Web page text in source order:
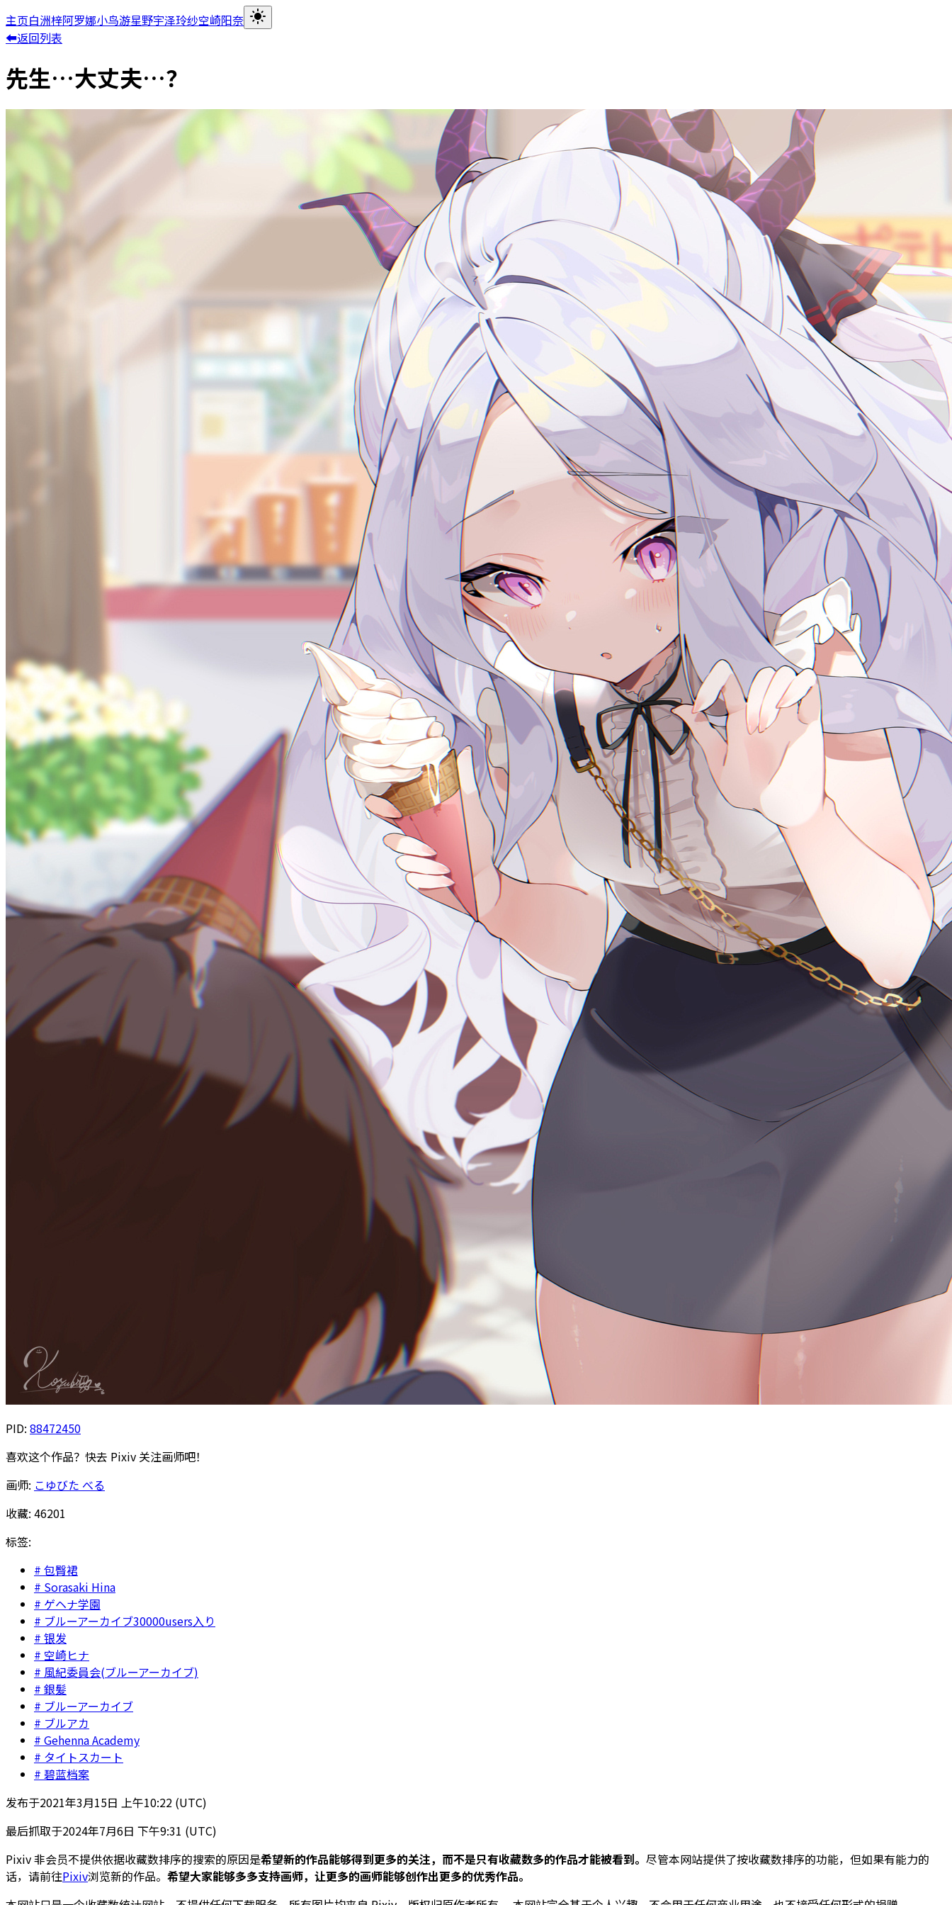
主页白洲梓阿罗娜小鸟游星野宇泽玲纱空崎阳奈
⬅返回列表
先生…大丈夫…？
PID: 88472450
喜欢这个作品？快去 Pixiv 关注画师吧！
画师: こゆびた べる
收藏: 46201
标签:
包臀裙
Sorasaki Hina
ゲヘナ学園
ブルーアーカイブ30000users入り
银发
空崎ヒナ
風紀委員会(ブルーアーカイブ)
銀髪
ブルーアーカイブ
ブルアカ
Gehenna Academy
タイトスカート
碧蓝档案
发布于2021年3月15日 上午10:22 (UTC)
最后抓取于2024年7月6日 下午9:31 (UTC)
Pixiv 非会员不提供依据收藏数排序的搜索的原因是希望新的作品能够得到更多的关注，而不是只有收藏数多的作品才能被看到。 尽管本网站提供了按收藏数排序的功能，但如果有能力的
话，请前往Pixiv浏览新的作品。 希望大家能够多多支持画师，让更多的画师能够创作出更多的优秀作品。